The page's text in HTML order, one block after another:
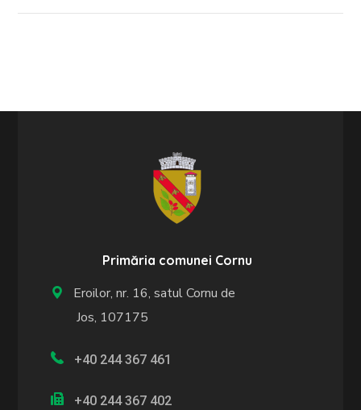
Primăria comunei Cornu
Eroilor, nr. 16, satul Cornu de
Jos, 107175
+40 244 367 461
+40 244 367 402